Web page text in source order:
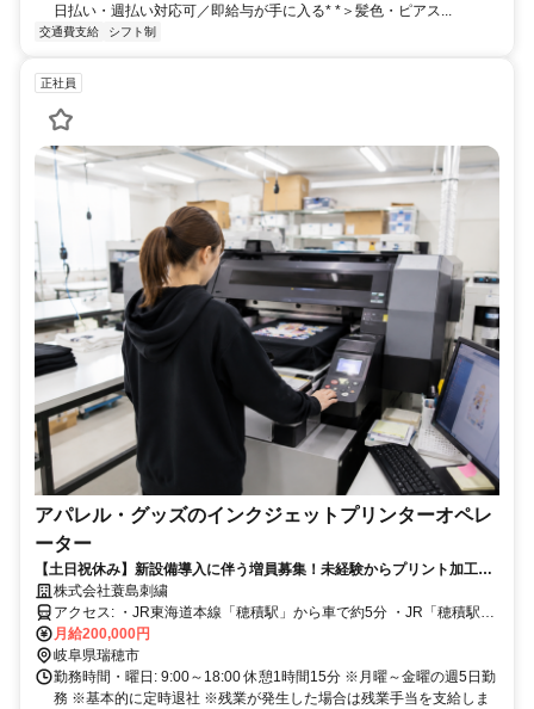
日払い・週払い対応可／即給与が手に入る* *＞髪色・ピアス...
交通費支給 シフト制
正社員
アパレル・グッズのインクジェットプリンターオペレ
ーター
【土日祝休み】新設備導入に伴う増員募集！未経験からプリント加工の
技術を身につけられる正社員！
株式会社蓑島刺繍
アクセス: ・JR東海道本線「穂積駅」から車で約5分 ・JR「穂積駅」
から徒歩約30分 ・国道21号「野田新田」南すぐ ・マイカー通勤可 ・
駐車場完備
月給200,000円
岐阜県瑞穂市
勤務時間・曜日: 9:00～18:00 休憩1時間15分 ※月曜～金曜の週5日勤
務 ※基本的に定時退社 ※残業が発生した場合は残業手当を支給しま